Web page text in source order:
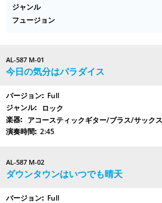
ジャンル
フュージョン
AL-587 M-01
今日の気分はパラダイス
Full
ロック
アコースティックギター/ブラス/サックス
2:45
AL-587 M-02
ダウンタウンはいつでも晴天
Full